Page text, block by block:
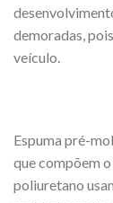
demoradas,
veículo.
Espuma pré-
que compõem
poliuretano